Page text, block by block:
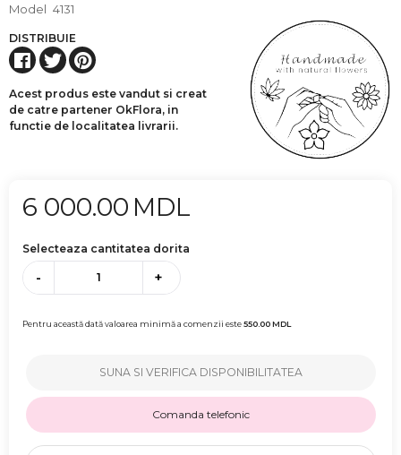
Model 4131
DISTRIBUIE
Acest produs este vandut si creat
de catre partener OkFlora, in
functie de localitatea livrarii.
6 000.00 MDL
Selecteaza cantitatea dorita
- +
Pentru această dată valoarea minimă a comenzii este550.00MDL
SUNA SI VERIFICA DISPONIBILITATEA
Comanda telefonic